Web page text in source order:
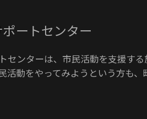
ートセンター
センターは、市民活動を支援する
活動をやってみようという方も